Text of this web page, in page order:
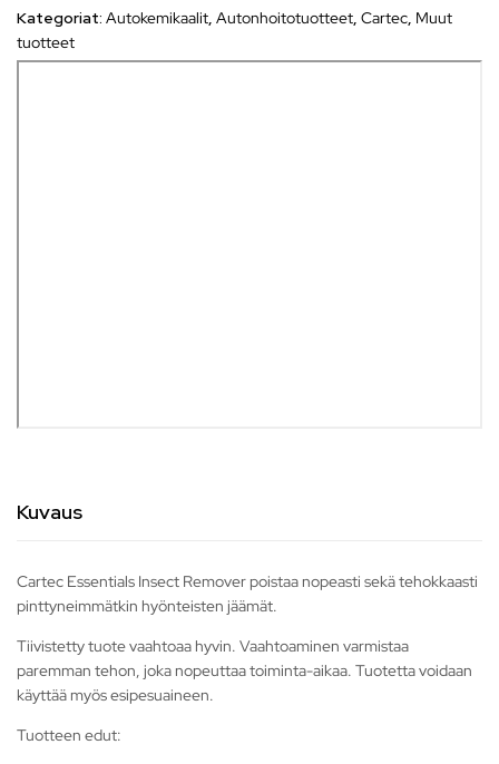
Kategoriat: Autokemikaalit, Autonhoitotuotteet, Cartec, Muut
tuotteet
Kuvaus
Cartec Essentials Insect Remover poistaa nopeasti sekä tehokkaasti
pinttyneimmätkin hyönteisten jäämät.
Tiivistetty tuote vaahtoaa hyvin. Vaahtoaminen varmistaa
paremman tehon, joka nopeuttaa toiminta-aikaa. Tuotetta voidaan
käyttää myös esipesuaineen.
Tuotteen edut: